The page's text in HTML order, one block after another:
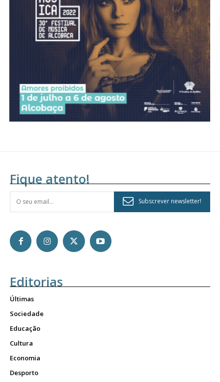
Acesso aos conteúdos Exclusivos para
assinantes
Ofertas para assinatura anual
Escolha o plano
Fique atento!
Subscrever newsletter!
Editorias
Últimas
Sociedade
Educação
Cultura
Economia
Desporto